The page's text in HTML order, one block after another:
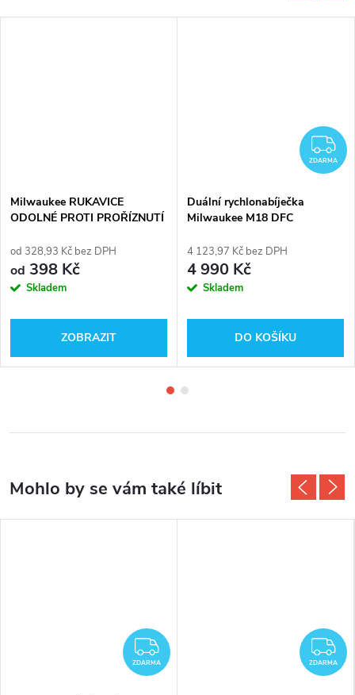
Milwaukee RUKAVICE
ODOLNÉ PROTI PROŘÍZNUTÍ
od 328,93 Kč bez DPH
od 398 Kč
Skladem
ZOBRAZIT
ZDARMA
Duální rychlonabíječka
Milwaukee M18 DFC
4 123,97 Kč bez DPH
4 990 Kč
Skladem
DO KOŠÍKU
ZDARMA
ZDARMA ZDARMA